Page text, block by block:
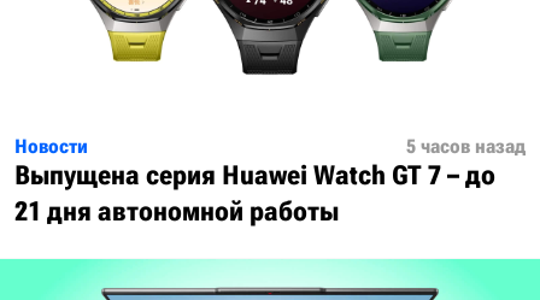
Новости 5 часов назад
Выпущена серия Huawei Watch GT 7 – до
21 дня автономной работы